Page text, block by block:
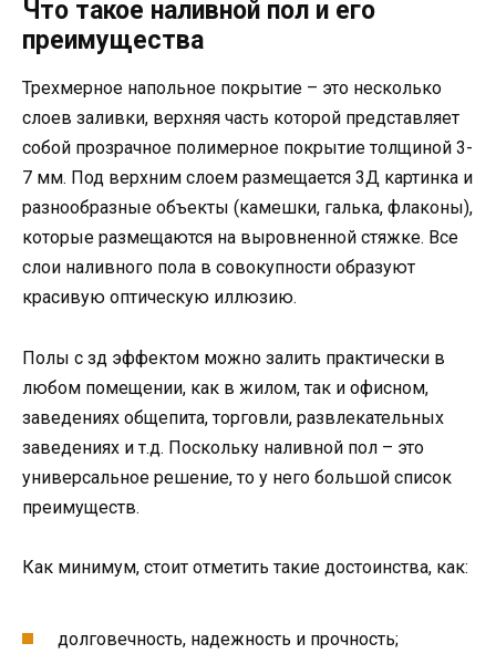
Что такое наливной пол и его
преимущества
Трехмерное напольное покрытие – это несколько
слоев заливки, верхняя часть которой представляет
собой прозрачное полимерное покрытие толщиной 3-
7 мм. Под верхним слоем размещается 3Д картинка и
разнообразные объекты (камешки, галька, флаконы),
которые размещаются на выровненной стяжке. Все
слои наливного пола в совокупности образуют
красивую оптическую иллюзию.
Полы с зд эффектом можно залить практически в
любом помещении, как в жилом, так и офисном,
заведениях общепита, торговли, развлекательных
заведениях и т.д. Поскольку наливной пол – это
универсальное решение, то у него большой список
преимуществ.
Как минимум, стоит отметить такие достоинства, как:
долговечность, надежность и прочность;